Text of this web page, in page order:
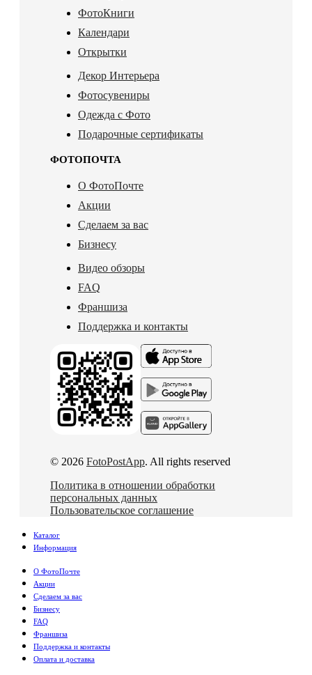
ФотоКниги
Календари
Открытки
Декор Интерьера
Фотосувениры
Одежда с Фото
Подарочные сертификаты
ФОТОПОЧТА
О ФотоПочте
Акции
Сделаем за вас
Бизнесу
Видео обзоры
FAQ
Франшиза
Поддержка и контакты
© 2026 FotoPostApp. All rights reserved
Политика в отношении обработки
персональных данных
Пользовательское соглашение
Каталог
Информация
О ФотоПочте
Акции
Сделаем за вас
Бизнесу
FAQ
Франшиза
Поддержка и контакты
Оплата и доставка